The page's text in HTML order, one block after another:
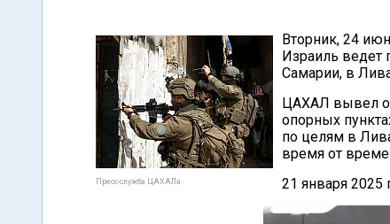
Пресс-служба ЦАХАЛа
Вторник, 24
Израиль ведет
Самарии, в
ЦАХАЛ вывел
опорных
по целям в
время от
21 января 2025